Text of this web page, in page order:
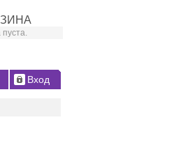
пуста.
Вход